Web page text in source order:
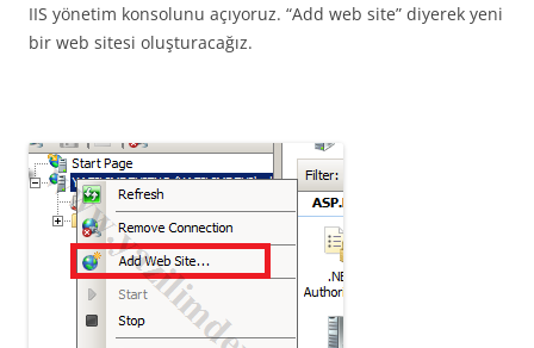
IIS yönetim konsolunu açıyoruz. “Add web site” diyerek yeni
bir web sitesi oluşturacağız.